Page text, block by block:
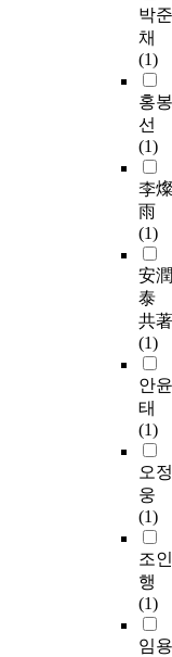
박준
채
(1)
홍봉
선
(1)
李燦
雨
(1)
安潤
泰
共著
(1)
안윤
태
(1)
오정
웅
(1)
조인
행
(1)
임용